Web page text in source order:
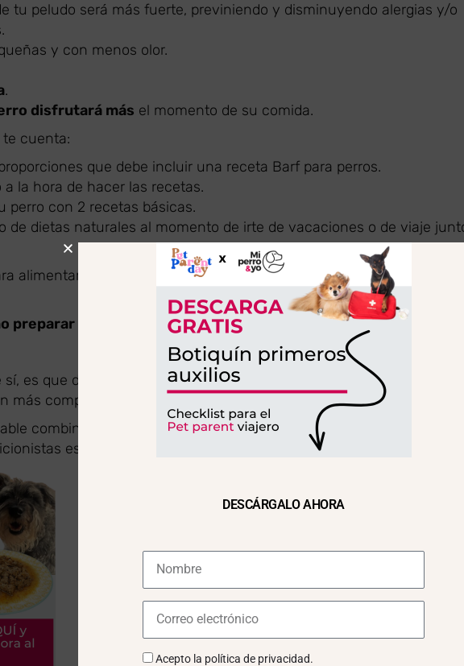
tu peludo será más fuerte, previniendo y disminuyendo alergias y/o
y con menos olor.
.
disfrutará más el momento de su comida.
cuenta:
que debe incluir una receta Barf para perros.
la hora de hacer las recetas.
perro con 2 recetas básicas.
de dietas naturales al momento de irte de vacaciones o de viaje
alimentar a vuestros perros estarán basadas siempre en una dieta
preparar recetas BARF para perros
sí, es que deberéis tener en cuenta unas determinadas pautas a
más completas.
combinar tus propias recetas, con la dieta BARF comercial, ya
especializados.
DESCÁRGALO AHORA
Acepto la política de privacidad.